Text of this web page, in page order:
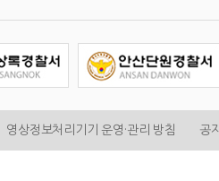
영상정보처리기기 운영·관리 방침 공